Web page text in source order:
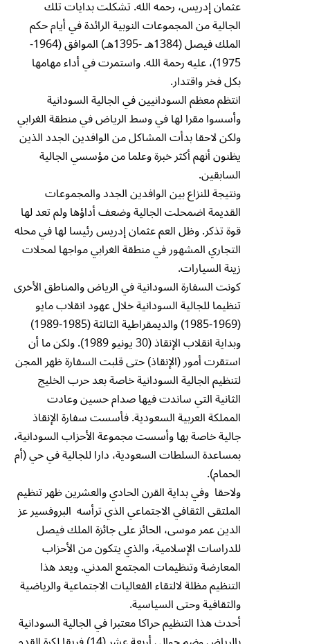
عثمان إدريس، رحمه الله. تشكلت بدايات تلك
الجالية من المجموعات النوبية الرائدة في أيام حكم
الملك فيصل (1384هـ -1395هـ) الموافق (1964-
1975)، عليه رحمة الله. واستمرت في أداء مهامها
بكل فخر واقتدار.
انتظم معظم السودانيين في الجالية السودانية
وأسسوا مقرا لها في وسط الرياض في منطقة الغرابي
ولكن لاحقا بدأت المشاكل من الوافدين الجدد الذين
يظنون أنهم أكثر خبرة وعلما من مؤسسي الجالية
السابقين.
ونتيجة للنزاع بين الوافدين الجدد والمجموعات
القديمة اضمحلت الجالية وضعف أداؤها ولم تعد لها
قوة تذكر. وظل العم عثمان إدريس رئيسا لها في محله
التجاري المشهور في منطقة الغرابي مواجها لمحلات
زينة السيارات.
كونت السفارة السودانية في الرياض والمناطق الأخرى
تنظيما للجالية السودانية خلال عهود انقلاب مايو
(1969-1985) والديمقراطية الثالثة (1985-1989)
وبداية انقلاب الإنقاذ (30 يونيو 1989). ولكن ما أن
استقرت أمور (الإنقاذ) حتى قلبت السفارة ظهر المجن
لتنظيم الجالية السودانية خاصة بعد حرب الخليج
الثانية التي ساندت فيها صدام حسين وعادت
المملكة العربية السعودية. فأسست سفارة الإنقاذ
جالية خاصة بها وأسست مجموعة الأحزاب السودانية،
بمساعدة السلطات السعودية، دارا للجالية في حي (أم
الحمام).
ولاحقا وفي بداية القرن الحادي والعشرين ظهر تنظيم
الملتقى الثقافي الاجتماعي الذي ترأسه البروفسير عز
الدين عمر موسى، الحائز على جائزة الملك فيصل
للدراسات الإسلامية، والذي يتكون من الأحزاب
المعارضة وتنظيمات المجتمع المدني. ويعد هذا
التنظيم مظلة لالتقاء الفعاليات الاجتماعية والرياضية
والثقافية وحتى السياسية.
أحدث هذا التنظيم حراكا معتبرا في الجالية السودانية